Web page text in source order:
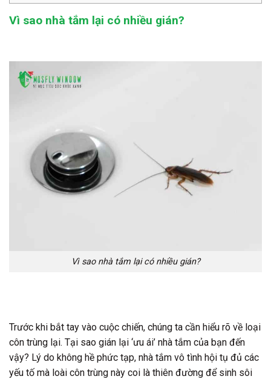
Vì sao nhà tắm lại có nhiều gián?
Vì sao nhà tắm lại có nhiều gián?
Trước khi bắt tay vào cuộc chiến, chúng ta cần hiểu rõ về loại
côn trùng lại. Tại sao gián lại ‘ưu ái’ nhà tắm của bạn đến
vậy? Lý do không hề phức tạp, nhà tắm vô tình hội tụ đủ các
yếu tố mà loài côn trùng này coi là thiên đường để sinh sôi